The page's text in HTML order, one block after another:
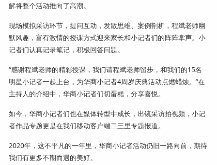
解将整个活动推向了高潮。
现场模拟采访环节，提问互动，发散思维、案例剖析，程斌老师幽
默风趣，富有激情的授课方式迎来家长和小记者们的阵阵掌声。小
记者们认真记录笔记，积极回答问题。
“感谢程斌老师的精彩授课，我们请程斌老师留步，和我们的15名
明星小记者一起上台，为华商小记者4周岁庆典活动点燃蜡烛。”在
主持人的介绍中，华商小记者们切蛋糕，分享喜悦。
如今，华商小记者们也在媒体转型中成长，出镜采访拍视频，小记
者作品专题更是在我们移动客户端二三里专题报道。
2020年，这不平凡的一年里，华商小记者活动仍旧一路向前，期待
我们有更多不期而遇的美好。